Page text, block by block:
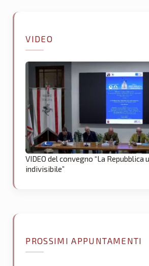
VIDEO
VIDEO del convegno “La Repubblica
indivisibile”
PROSSIMI APPUNTAMENTI